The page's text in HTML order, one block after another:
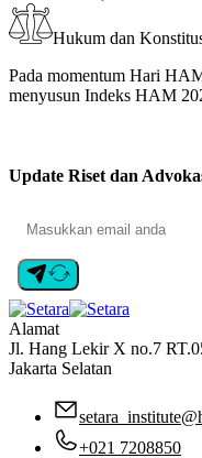
Hukum dan
Pada momentum Hari
menyusun Indeks HAM
Update Riset dan
Alamat
Jl. Hang Lekir X no.7
Jakarta Selatan
+021 7208850